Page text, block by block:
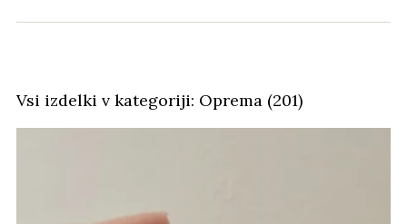
Vsi izdelki v kategoriji: Oprema (201)